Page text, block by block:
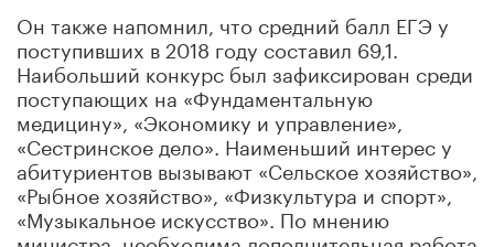
Он также напомнил, что средний балл ЕГЭ у
поступивших в 2018 году составил 69,1.
Наибольший конкурс был зафиксирован среди
поступающих на «Фундаментальную
медицину», «Экономику и управление»,
«Сестринское дело». Наименьший интерес у
абитуриентов вызывают «Сельское хозяйство»,
«Рыбное хозяйство», «Физкультура и спорт»,
«Музыкальное искусство». По мнению